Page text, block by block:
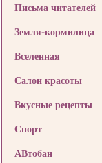
Письма читателей
Земля-кормилица
Вселенная
Салон красоты
Вкусные рецепты
Спорт
АВтобан